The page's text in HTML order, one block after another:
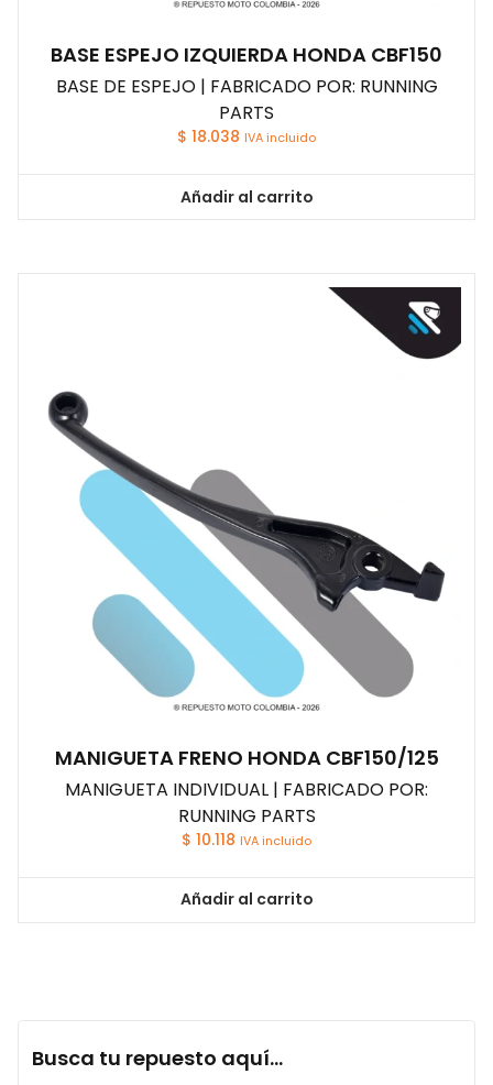
BASE ESPEJO IZQUIERDA HONDA CBF150
BASE DE ESPEJO | FABRICADO POR: RUNNING
PARTS
$ 18.038 IVA incluido
Añadir al carrito
MANIGUETA FRENO HONDA CBF150/125
MANIGUETA INDIVIDUAL | FABRICADO POR:
RUNNING PARTS
$ 10.118 IVA incluido
Añadir al carrito
Busca tu repuesto aquí...